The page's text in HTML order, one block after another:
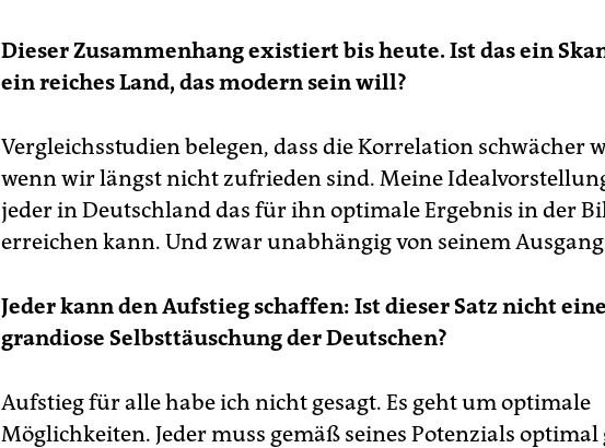
Dieser Zusammenhang existiert bis heute. Ist das ein
ein reiches Land, das modern sein will?
Vergleichsstudien belegen, dass die Korrelation schwächer
wenn wir längst nicht zufrieden sind. Meine
jeder in Deutschland das für ihn optimale Ergebnis in der
erreichen kann. Und zwar unabhängig von seinem
Jeder kann den Aufstieg schaffen: Ist dieser Satz nicht eine
grandiose Selbsttäuschung der Deutschen?
Aufstieg für alle habe ich nicht gesagt. Es geht um optimale
Möglichkeiten. Jeder muss gemäß seines Potenzials